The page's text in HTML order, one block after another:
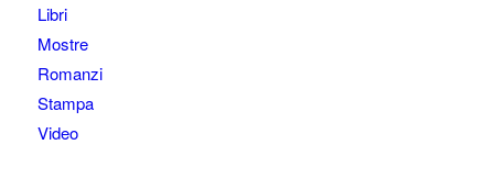
Libri
Mostre
Romanzi
Stampa
Video